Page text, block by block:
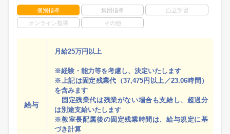
個別指導 集団指導 自立学習
オンライン指導 その他
給与
月給25万円以上
※経験・能力等を考慮し、決定いたします
※上記は固定残業代（37,475円以上／23.06時間）
を含みます
固定残業代は残業がない場合も支給し、超過分
は別途支給いたします
※教室長配属後の固定残業時間は、給与規定に基
づき計算